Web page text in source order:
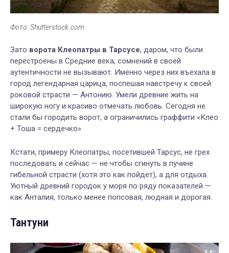
Фото: Shutterstock.com
Зато ворота Клеопатры в Тарсусе, даром, что были
перестроены в Средние века, сомнений в своей
аутентичности не вызывают. Именно через них въехала в
город легендарная царица, поспешая навстречу к своей
роковой страсти — Антонию. Умели древние жить на
широкую ногу и красиво отмечать любовь. Сегодня не
стали бы городить ворот, а ограничились граффити «Клео
+ Тоша = сердечко»
Кстати, примеру Клеопатры, посетившей Тарсус, не грех
последовать и сейчас — не чтобы сгинуть в пучине
гибельной страсти (хотя это как пойдет), а для отдыха.
Уютный древний городок у моря по ряду показателей —
как Анталия, только менее попсовая, людная и дорогая.
Тантуни